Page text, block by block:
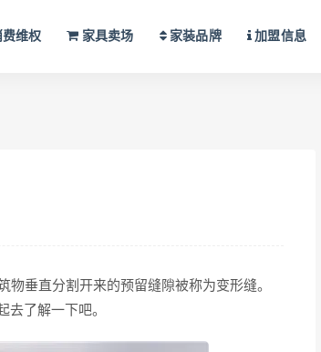
费维权 家具卖场 家装品牌 加盟信息
垂直分割开来的预留缝隙被称为变形缝。
去了解一下吧。